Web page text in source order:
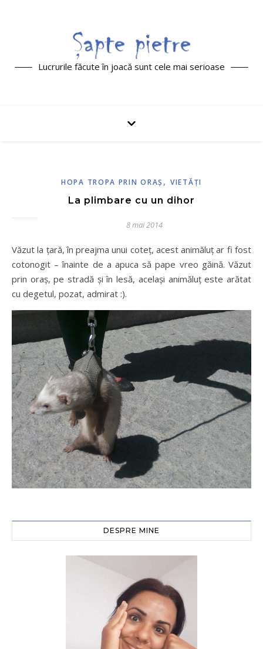
Lucrurile făcute în joacă sunt cele mai serioase
HOPA TROPA PRIN ORAŞ ,VIETĂŢI
La plimbare cu un dihor
8 mai 2014
Văzut la țară, în preajma unui coteț, acest animăluț ar fi fost
cotonogit – înainte de a apuca să pape vreo găină. Văzut
prin oraș, pe stradă și în lesă, același animăluț este arătat
cu degetul, pozat, admirat :).
DESPRE MINE